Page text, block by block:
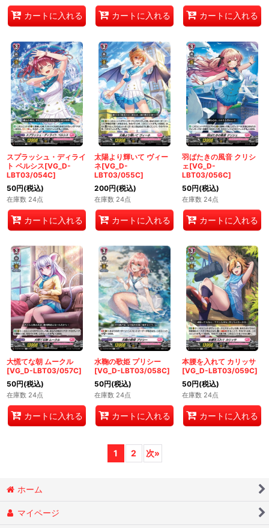
カートに入れる カートに入れる カートに入れる
スプラッシュ・ディライ
ト ペルシス[VG_D-
LBT03/054C]
50円(税込)
在庫数 24点
カートに入れる
太陽より輝いて ヴィー
ネ[VG_D-
LBT03/055C]
200円(税込)
在庫数 24点
カートに入れる
羽ばたきの風音 クリシ
ェ[VG_D-
LBT03/056C]
50円(税込)
在庫数 24点
カートに入れる
大慌てな朝 ムークル
[VG_D-LBT03/057C]
50円(税込)
在庫数 24点
カートに入れる
水鞠の歌姫 プリシー
[VG_D-LBT03/058C]
50円(税込)
在庫数 24点
カートに入れる
本腰を入れて カリッサ
[VG_D-LBT03/059C]
50円(税込)
在庫数 24点
カートに入れる
1 2 次»
ホーム
マイページ